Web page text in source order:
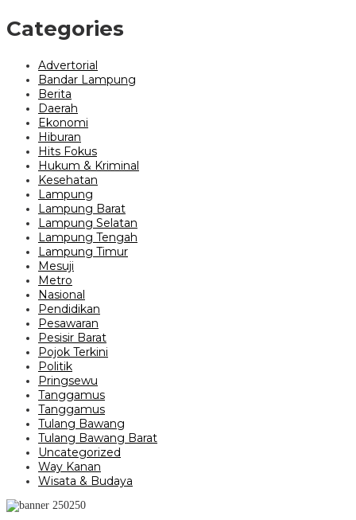
Categories
Advertorial
Bandar Lampung
Berita
Daerah
Ekonomi
Hiburan
Hits Fokus
Hukum & Kriminal
Kesehatan
Lampung
Lampung Barat
Lampung Selatan
Lampung Tengah
Lampung Timur
Mesuji
Metro
Nasional
Pendidikan
Pesawaran
Pesisir Barat
Pojok Terkini
Politik
Pringsewu
Tanggamus
Tanggamus
Tulang Bawang
Tulang Bawang Barat
Uncategorized
Way Kanan
Wisata & Budaya